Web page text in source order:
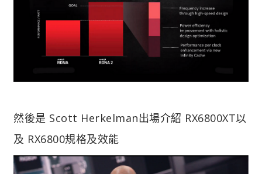
然後是 Scott Herkelman出場介紹 RX6800XT以
及 RX6800規格及效能